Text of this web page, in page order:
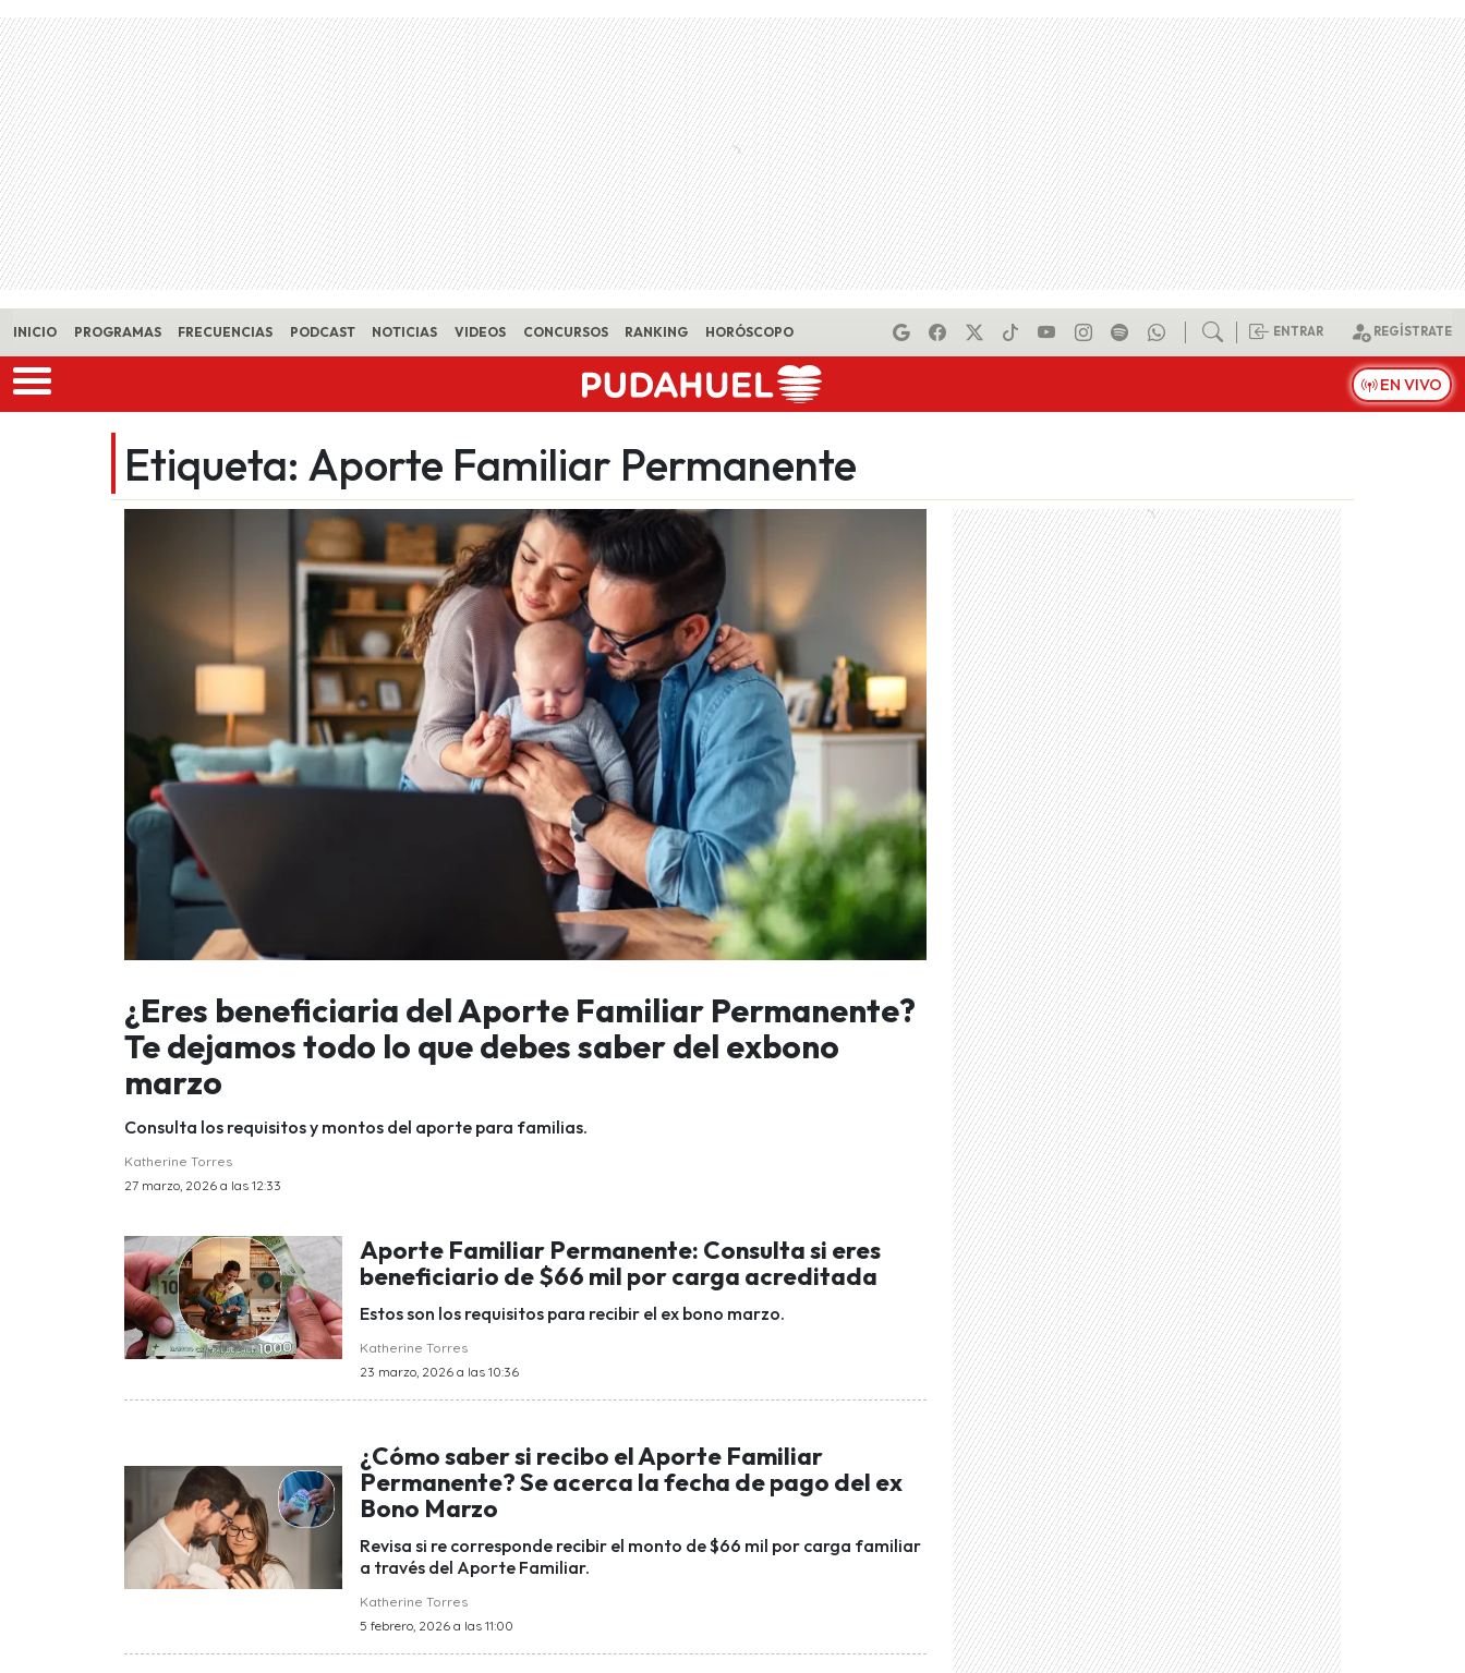
Skip to main content
INICIO PROGRAMAS FRECUENCIAS PODCAST NOTICIAS VIDEOS CONCURSOS RANKING HORÓSCOPO ENTRAR REGÍSTRATE
EN VIVO
Etiqueta: Aporte Familiar Permanente
¿Eres beneficiaria del Aporte Familiar Permanente?
Te dejamos todo lo que debes saber del exbono
marzo
Consulta los requisitos y montos del aporte para familias.
Katherine Torres
27 marzo, 2026 a las 12:33
Aporte Familiar Permanente: Consulta si eres
beneficiario de $66 mil por carga acreditada
Estos son los requisitos para recibir el ex bono marzo.
Katherine Torres
23 marzo, 2026 a las 10:36
¿Cómo saber si recibo el Aporte Familiar
Permanente? Se acerca la fecha de pago del ex
Bono Marzo
Revisa si re corresponde recibir el monto de $66 mil por carga familiar
a través del Aporte Familiar.
Katherine Torres
5 febrero, 2026 a las 11:00